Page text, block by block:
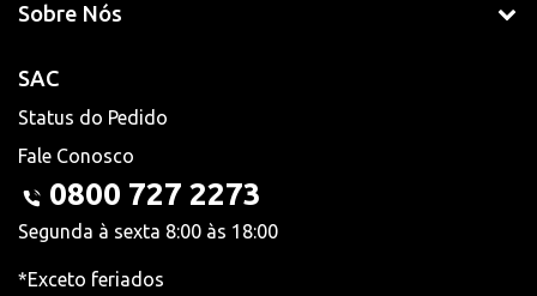
Sobre Nós
SAC
Status do Pedido
Fale Conosco
0800 727 2273
Segunda à sexta 8:00 às 18:00
*Exceto feriados